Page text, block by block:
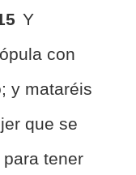
Y
con
y mataréis
que se
tener